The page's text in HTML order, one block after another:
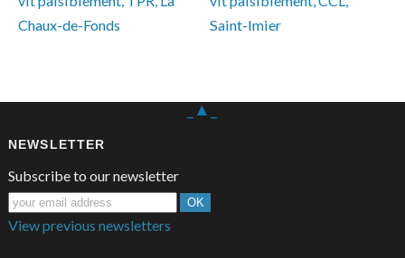
Chaux-de-Fonds
Saint-Imier
_▲_
NEWSLETTER
Subscribe to our newsletter
View previous newsletters